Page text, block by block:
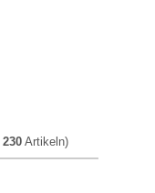
230 Artikeln)